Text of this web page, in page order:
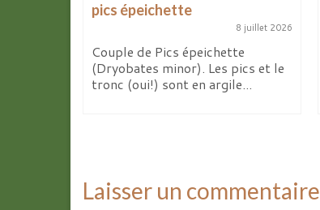
pics épeichette
8 juillet 2026
Couple de Pics épeichette
(Dryobates minor). Les pics et le
tronc (oui!) sont en argile...
Laisser un commentaire